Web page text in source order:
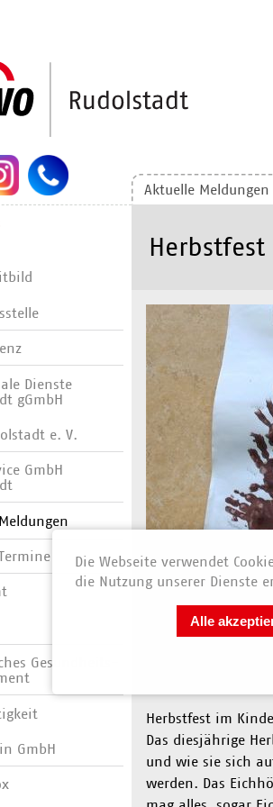
Aktuelle Meldungen
Herbstfest
AWO News
Herbstfest im
Das diesjährige
und wie sie sich
werden. Das
Dienste
gGmbH
e. V.
GmbH
Gesundheits­
GmbH
Die Webseite verwendet
die Nutzung unserer Dienste
Alle